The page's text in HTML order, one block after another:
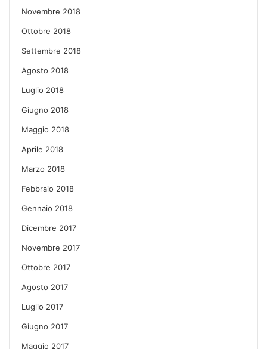
Novembre 2018
Ottobre 2018
Settembre 2018
Agosto 2018
Luglio 2018
Giugno 2018
Maggio 2018
Aprile 2018
Marzo 2018
Febbraio 2018
Gennaio 2018
Dicembre 2017
Novembre 2017
Ottobre 2017
Agosto 2017
Luglio 2017
Giugno 2017
Maggio 2017